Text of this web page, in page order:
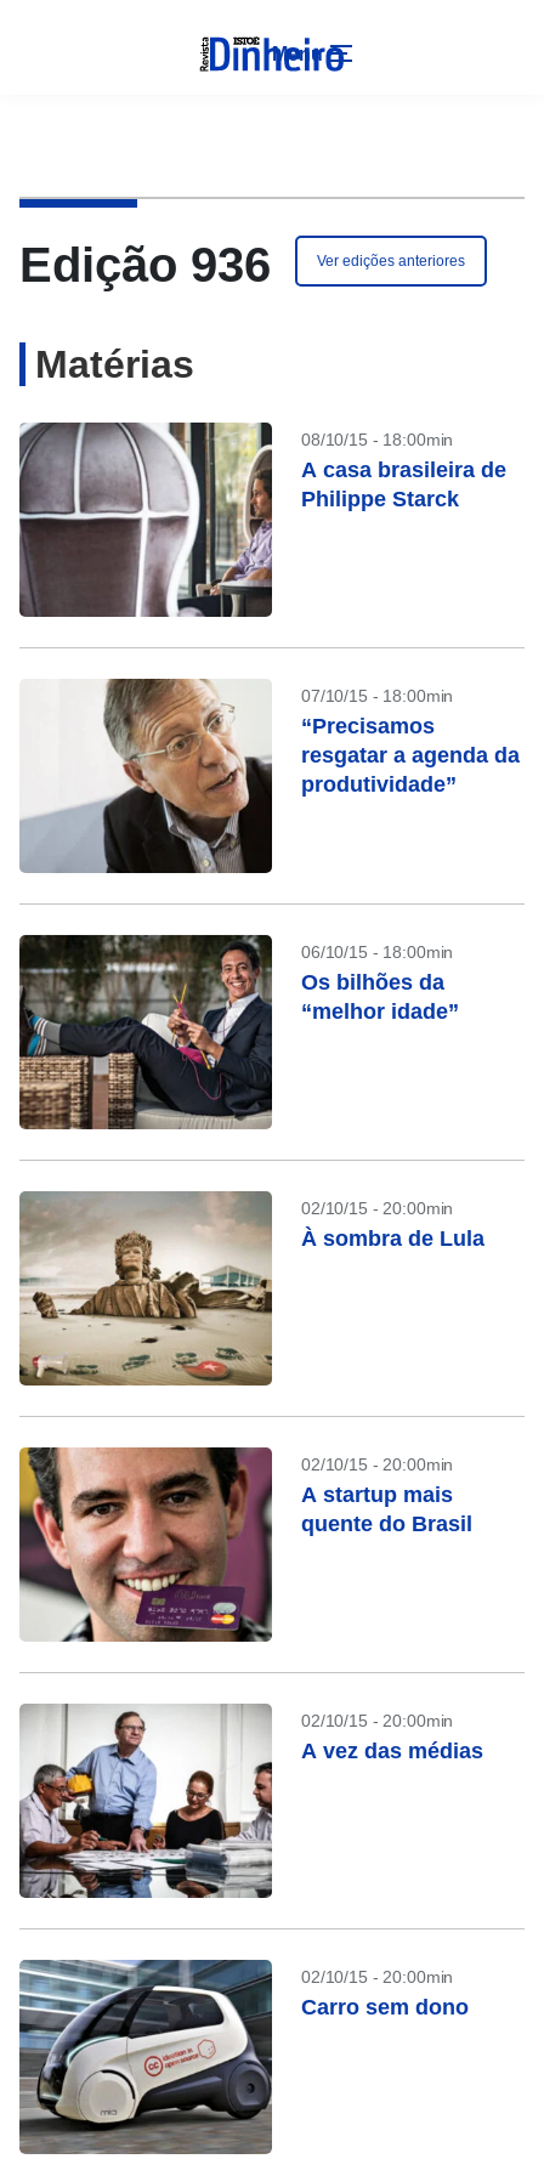
Menu
Edição 936 Ver edições anteriores
Matérias
08/10/15 - 18:00min
A casa brasileira de
Philippe Starck
07/10/15 - 18:00min
“Precisamos
resgatar a agenda da
produtividade”
06/10/15 - 18:00min
Os bilhões da
“melhor idade”
02/10/15 - 20:00min
À sombra de Lula
02/10/15 - 20:00min
A startup mais
quente do Brasil
02/10/15 - 20:00min
A vez das médias
02/10/15 - 20:00min
Carro sem dono